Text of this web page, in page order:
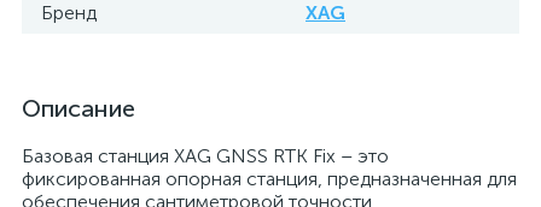
Бренд XAG
Описание
Базовая станция XAG GNSS RTK Fix – это
фиксированная опорная станция, предназначенная для
обеспечения сантиметровой точности